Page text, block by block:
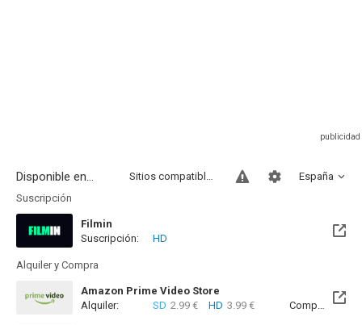
Disponible en... España
Sitios compatibles
Suscripción
Filmin
Disponible hasta el Sab, 06 Mar 2027 (Quedan 6 meses)
Suscripción: HD
Alquiler y Compra
Amazon Prime Video Store
Alquiler:
SD 2.99 € HD 3.99 € Compra: SD